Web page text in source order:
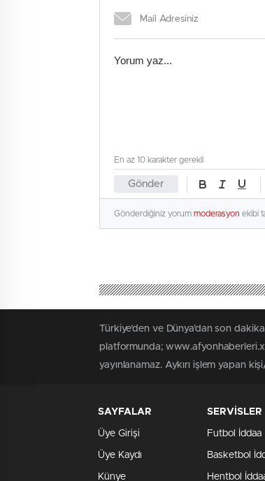
Gönder
En az 10 karakter gerekli
Gönderdiğiniz yorum moderasyon ekibi
Türkiye'den ve Dünya’dan son
platformunda;
yayınlanamaz. Aykırı işlem yapan
SAYFALAR
Üye Girişi
Üye Kaydı
Künye
SERVİSLER
Futbol İddaa
Basketbol
Hentbol